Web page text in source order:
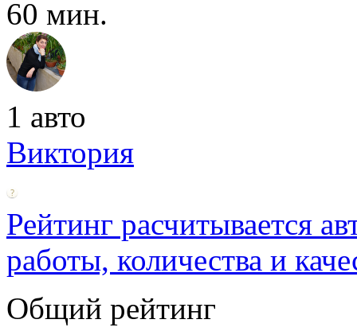
60 мин.
1 авто
Виктория
Рейтинг расчитывается
работы, количества и
Общий рейтинг